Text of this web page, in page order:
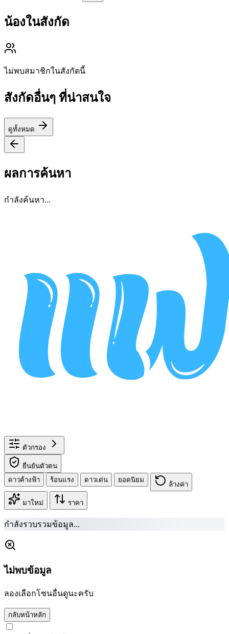
น้องในสังกัด
ไม่พบสมาชิกในสังกัดนี้
สังกัดอื่นๆ ที่น่าสนใจ
ดูทั้งหมด
ผลการค้นหา
กำลังค้นหา...
ตัวกรอง
ยืนยันตัวตน
ดาวค้างฟ้า
ร้อนแรง ดาวเด่น ยอดนิยม
ล้างค่า
มาใหม่ ราคา
กำลังรวบรวมข้อมูล...
ไม่พบข้อมูล
ลองเลือกโซนอื่นดูนะครับ
กลับหน้าหลัก